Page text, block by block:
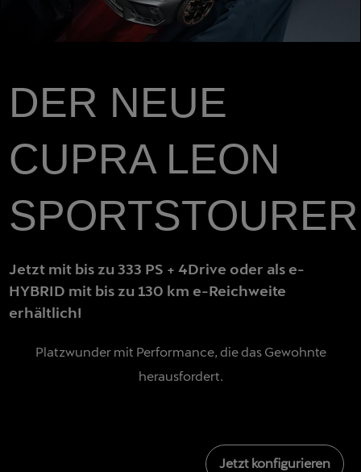
DER NEUE
CUPRA LEON
SPORTSTOURER
Jetzt mit bis zu 333 PS + 4Drive oder als e-
HYBRID mit bis zu 130 km e-Reichweite
erhältlich!
Platzwunder mit Performance, die das Gewohnte
herausfordert.
Jetzt konfigurieren